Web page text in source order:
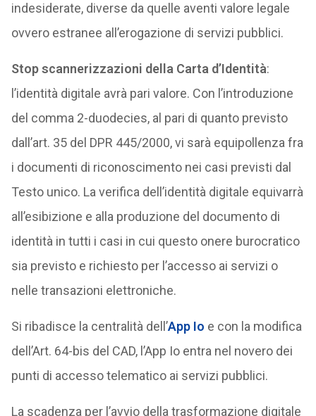
indesiderate, diverse da quelle aventi valore legale
ovvero estranee all’erogazione di servizi pubblici.
Stop scannerizzazioni della Carta d’Identità:
l’identità digitale avrà pari valore. Con l’introduzione
del comma 2-duodecies, al pari di quanto previsto
dall’art. 35 del DPR 445/2000, vi sarà equipollenza fra
i documenti di riconoscimento nei casi previsti dal
Testo unico. La verifica dell’identità digitale equivarrà
all’esibizione e alla produzione del documento di
identità in tutti i casi in cui questo onere burocratico
sia previsto e richiesto per l’accesso ai servizi o
nelle transazioni elettroniche.
Si ribadisce la centralità dell’App Io e con la modifica
dell’Art. 64-bis del CAD, l’App Io entra nel novero dei
punti di accesso telematico ai servizi pubblici.
La scadenza per l’avvio della trasformazione digitale